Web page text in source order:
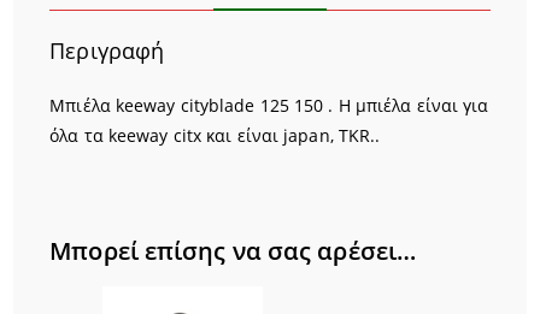
Περιγραφή
Μπιέλα keeway cityblade 125 150 . Η μπιέλα είναι για
όλα τα keeway citx και είναι japan, TKR..
Μπορεί επίσης να σας αρέσει…